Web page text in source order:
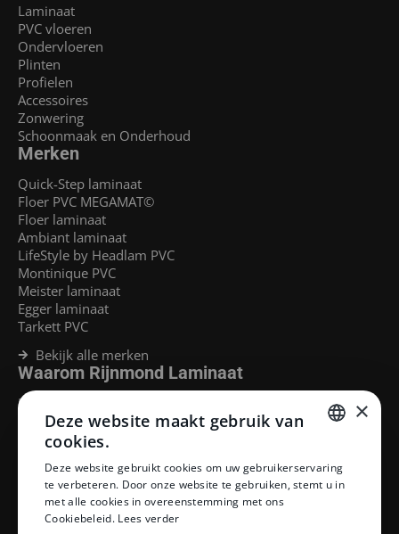
Laminaat
PVC vloeren
Ondervloeren
Plinten
Profielen
Accessoires
Zonwering
Schoonmaak en Onderhoud
Merken
Quick-Step laminaat
Floer PVC MEGAMAT©
Floer laminaat
Ambiant laminaat
LifeStyle by Headlam PVC
Montinique PVC
Meister laminaat
Egger laminaat
Tarkett PVC
Bekijk alle merken
Waarom Rijnmond Laminaat
Legservice
Laminaat Capelle aan den Ijssel
Laminaat voor vloerverwarming
Klantenservice
Betaalmethoden
Openingstijden showroom
DUTCH
×
Deze website maakt gebruik van
cookies.
Deze website gebruikt cookies om uw gebruikerservaring
te verbeteren. Door onze website te gebruiken, stemt u in
met alle cookies in overeenstemming met ons
Cookiebeleid. Lees verder